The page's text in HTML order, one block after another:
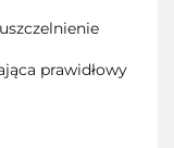
prawidłowy